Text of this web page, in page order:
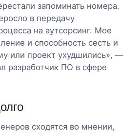
запоминать номера.
в передачу
на аутсорсинг. Мое
и способность сесть и
или проект ухудшились», —
разработчик ПО в сфере
сходятся во мнении,